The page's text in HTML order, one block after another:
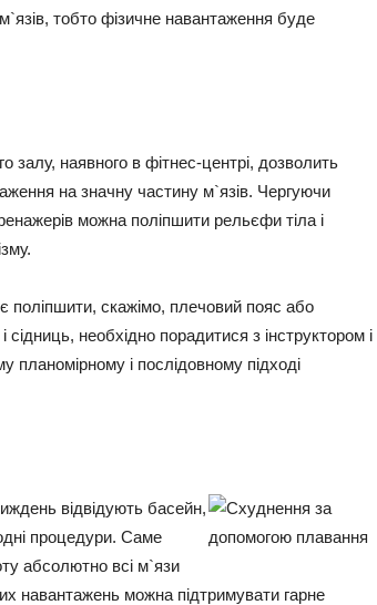
тобто фізичне навантаження буде
залу, наявного в фітнес-центрі, дозволить
на значну частину м`язів. Чергуючи
можна поліпшити рельєфи тіла і
поліпшити, скажімо, плечовий пояс або
сідниць, необхідно порадитися з інструктором і
планомірному і послідовному підході
відвідують басейн,
процедури. Саме
абсолютно всі м`язи
навантажень можна підтримувати гарне